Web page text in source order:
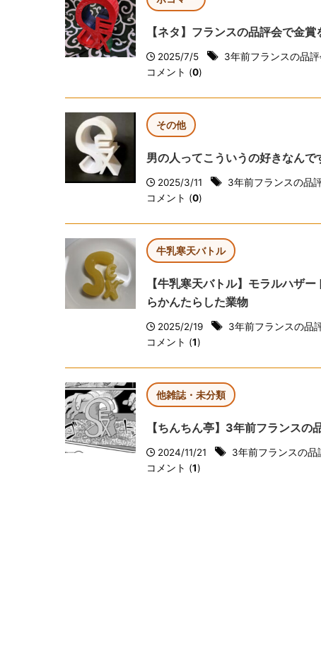
【ネタ】フランスの品評会で金
2025/7/5 3年前フランスの品
コメント (0)
その他
男の人ってこういうの好きなんで
2025/3/11
3年前フランスの品
コメント (0)
牛乳寒天バトル
【牛乳寒天バトル】モラルハザ
らかんたらした業物
2025/2/19 3年前フランスの品
コメント (1)
他雑誌・未分類
【ちんちん亭】3年前フランスの
2024/11/21
3年前フランスの品
コメント (1)